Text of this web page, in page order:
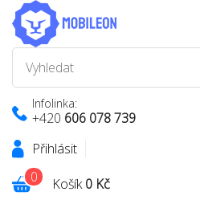
Infolinka:
+420 606 078 739
Přihlásit
Košík0 Kč
0